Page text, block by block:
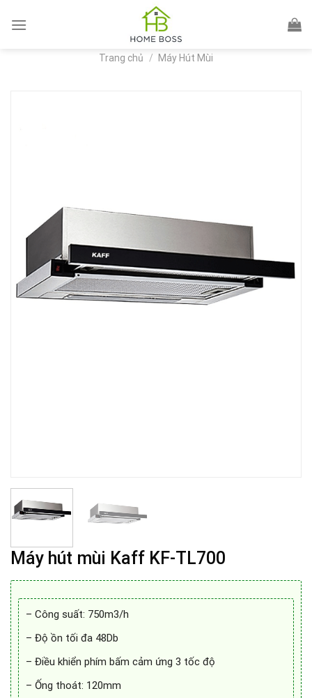
Trang chủ / Máy Hút Mùi
Máy hút mùi Kaff KF-TL700
– Công suất: 750m3/h
– Độ ồn tối đa 48Db
– Điều khiển phím bấm cảm ứng 3 tốc độ
– Ống thoát: 120mm